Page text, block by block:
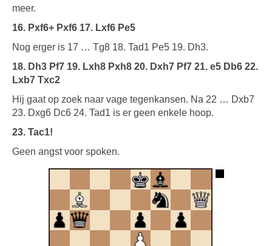
meer.
16. Pxf6+ Pxf6 17. Lxf6 Pe5
Nog erger is 17 … Tg8 18. Tad1 Pe5 19. Dh3.
18. Dh3 Pf7 19. Lxh8 Pxh8 20. Dxh7 Pf7 21. e5 Db6 22.
Lxb7 Txc2
Hij gaat op zoek naar vage tegenkansen. Na 22 … Dxb7
23. Dxg6 Dc6 24. Tad1 is er geen enkele hoop.
23. Tac1!
Geen angst voor spoken.